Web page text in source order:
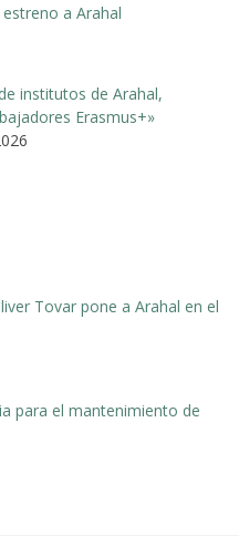
a Arahal
institutos de Arahal,
Erasmus+»
Tovar pone a Arahal en el
para el mantenimiento de